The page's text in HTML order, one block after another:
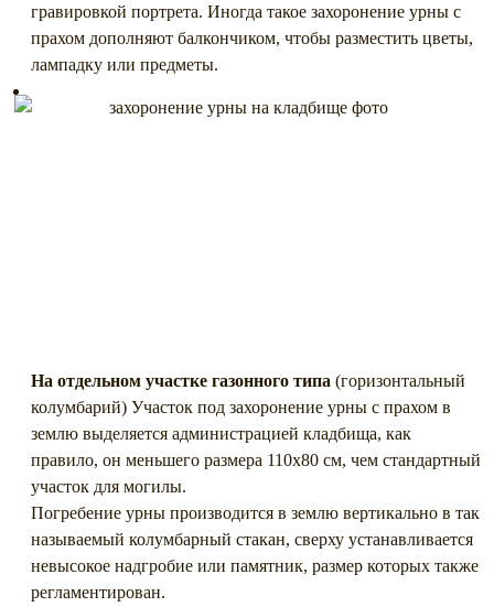
гравировкой портрета. Иногда такое захоронение урны с
прахом дополняют балкончиком, чтобы разместить цветы,
лампадку или предметы.
На отдельном участке газонного типа (горизонтальный
колумбарий) Участок под захоронение урны с прахом в
землю выделяется администрацией кладбища, как
правило, он меньшего размера 110х80 см, чем стандартный
участок для могилы.
Погребение урны производится в землю вертикально в так
называемый колумбарный стакан, сверху устанавливается
невысокое надгробие или памятник, размер которых также
регламентирован.